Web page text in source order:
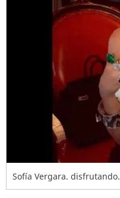
Sofía Vergara. disfrutando.